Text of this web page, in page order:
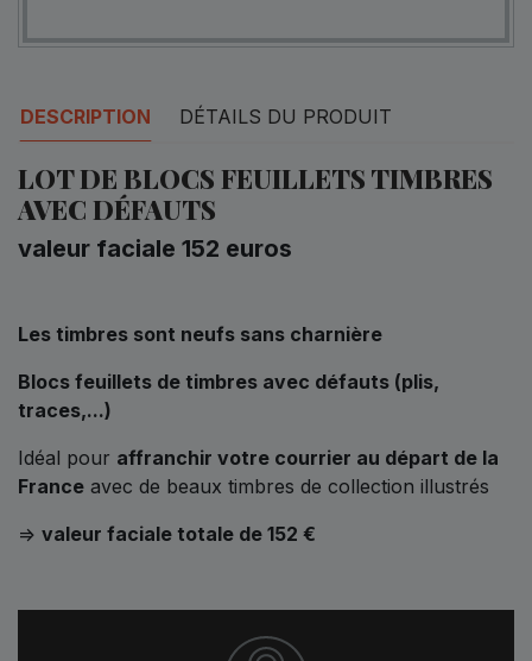
DESCRIPTION DÉTAILS DU PRODUIT
LOT DE BLOCS FEUILLETS TIMBRES
AVEC DÉFAUTS
valeur faciale 152 euros
Les timbres sont neufs sans charnière
Blocs feuillets de timbres avec défauts (plis,
traces,...)
Idéal pour affranchir votre courrier au départ de la
France avec de beaux timbres de collection illustrés
=> valeur faciale totale de 152 €